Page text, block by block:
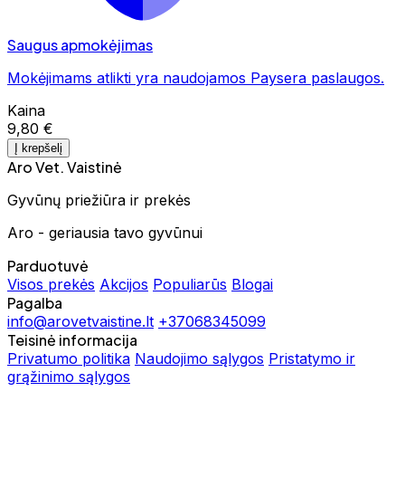
Saugus apmokėjimas
Mokėjimams atlikti yra naudojamos Paysera paslaugos.
Kaina
9,80 €
Į krepšelį
Aro Vet. Vaistinė
Gyvūnų priežiūra ir prekės
Aro - geriausia tavo gyvūnui
Parduotuvė
Visos prekės Akcijos Populiarūs Blogai
Pagalba
info@arovetvaistine.lt +37068345099
Teisinė informacija
Privatumo politika Naudojimo sąlygos Pristatymo ir
grąžinimo sąlygos